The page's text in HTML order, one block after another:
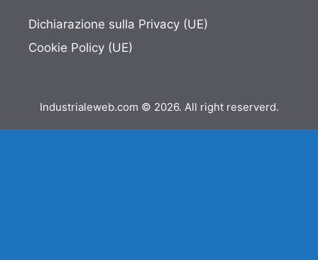
Dichiarazione sulla Privacy (UE)
Cookie Policy (UE)
Industrialeweb.com © 2026. All right reserverd.